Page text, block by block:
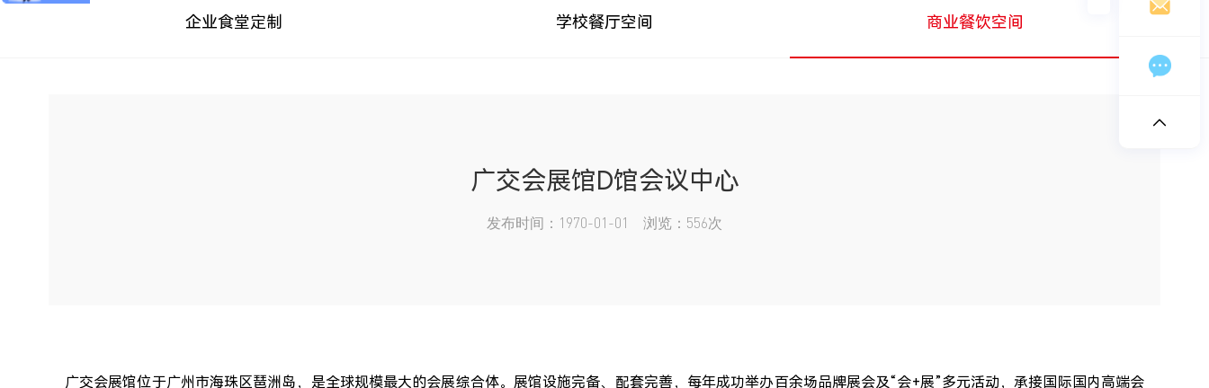
企业食堂定制 学校餐厅空间 商业餐饮空间
广交会展馆D馆会议中心
发布时间：1970-01-01 浏览：556次
广交会展馆位于广州市海珠区琶洲岛，是全球规模最大的会展综合体。展馆设施完备、配套完善，每年成功举办百余场品牌展会及“会+展”多元活动，承接国际国内高端会
在线留言